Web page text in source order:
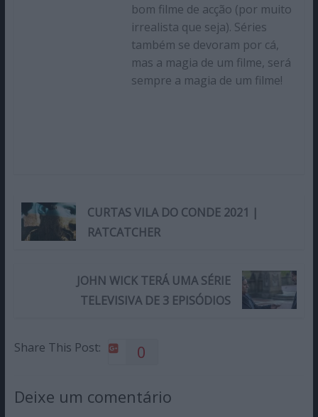
bom filme de acção (por muito
irrealista que seja). Séries
também se devoram por cá,
mas a magia de um filme, será
sempre a magia de um filme!
CURTAS VILA DO CONDE 2021 |
RATCATCHER
JOHN WICK TERÁ UMA SÉRIE
TELEVISIVA DE 3 EPISÓDIOS
Share This Post: 0
Deixe um comentário